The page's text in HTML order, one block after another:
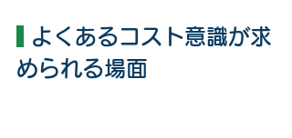
よくあるコスト意識が求
められる場面